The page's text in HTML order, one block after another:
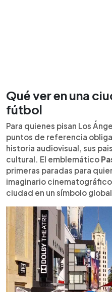
Qué ver en una
fútbol
Para quienes pisan Los
puntos de referencia
historia audiovisual, sus
cultural. El emblemático
primeras paradas para
imaginario
ciudad en un símbolo